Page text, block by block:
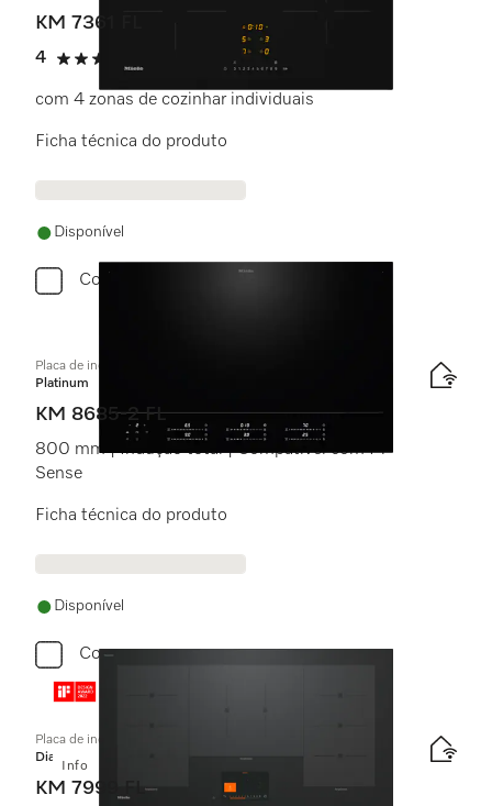
KM 7361 FL
4
4 estrela(s) de 5
(1 avaliação)
com 4 zonas de cozinhar individuais
Ficha técnica do produto
Disponível
Comparar
Placa de indução independente do forno
Platinum
KM 8685-2 FL
800 mm | Indução total | Compatível com M
Sense
Ficha técnica do produto
Disponível
Comparar
Info
Placa de indução independente do forno
Diamond
KM 7999 FL